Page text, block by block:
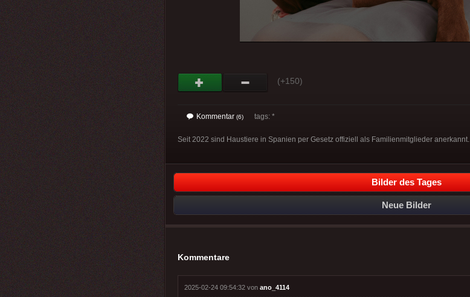
(+150)
Kommentar (6) tags: *
Seit 2022 sind Haustiere in Spanien per Gesetz offiziell als Familienmitglieder anerkannt.
Bilder des Tages
Neue Bilder
Kommentare
2025-02-24 09:54:32 von ano_4114